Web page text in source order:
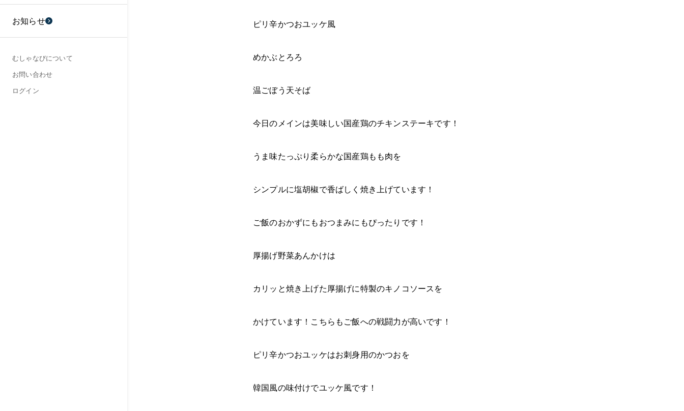
お知らせ
むしゃなびについて
お問い合わせ
ログイン
ピリ辛かつおユッケ風
めかぶとろろ
温ごぼう天そば
今日のメインは美味しい国産鶏のチキンステーキです！
うま味たっぷり柔らかな国産鶏もも肉を
シンプルに塩胡椒で香ばしく焼き上げています！
ご飯のおかずにもおつまみにもぴったりです！
厚揚げ野菜あんかけは
カリッと焼き上げた厚揚げに特製のキノコソースを
かけています！こちらもご飯への戦闘力が高いです！
ピリ辛かつおユッケはお刺身用のかつおを
韓国風の味付けでユッケ風です！